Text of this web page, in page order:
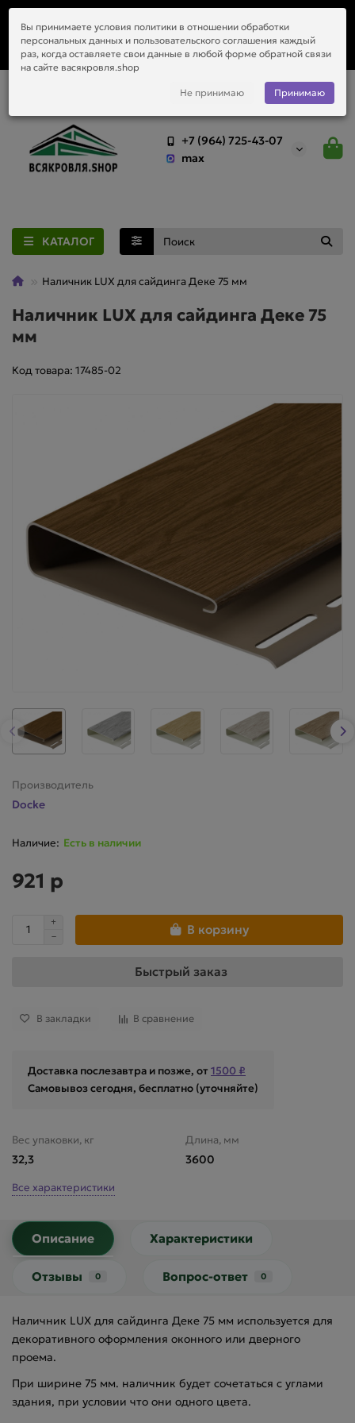
приобретённый у нас материал.
+7 (964) 725-43-07
max
КАТАЛОГ
Наличник LUX для сайдинга Деке 75 мм
Наличник LUX для сайдинга Деке 75
мм
Код товара: 17485-02
Производитель
Docke
Есть в наличии
921 р
В корзину
Быстрый заказ
В закладки В сравнение
Доставка послезавтра и позже, от 1500 ₽
Самовывоз сегодня, бесплатно (уточняйте)
Вес упаковки, кг
32,3
Длина, мм
3600
Все характеристики
Описание Характеристики
Отзывы 0 Вопрос-ответ 0
Наличник LUX для сайдинга Деке 75 мм используется для
декоративного оформления оконного или дверного
проема.
При ширине 75 мм. наличник будет сочетаться с углами
здания, при условии что они одного цвета.
Вы принимаете условия политики в отношении обработки
персональных данных и пользовательского соглашения каждый
раз, когда оставляете свои данные в любой форме обратной связи
на сайте васякровля.shop
Не принимаю Принимаю